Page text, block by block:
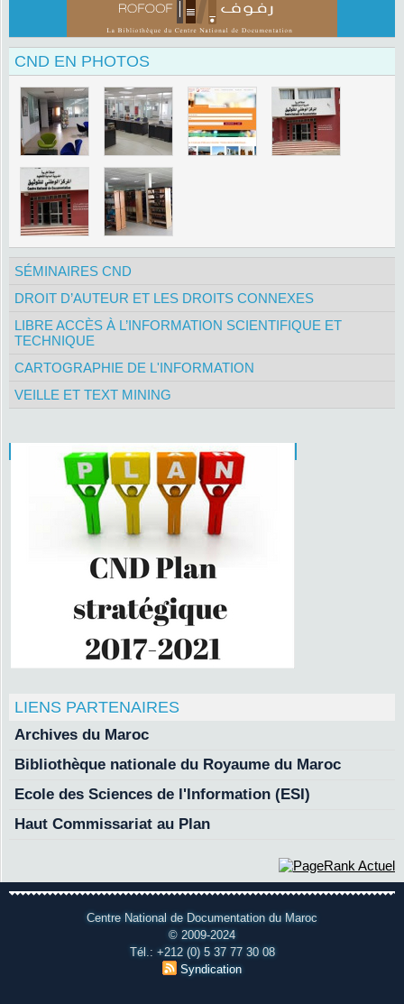
CND EN PHOTOS
SÉMINAIRES CND
DROIT D’AUTEUR ET LES DROITS CONNEXES
LIBRE ACCÈS À L’INFORMATION SCIENTIFIQUE ET
TECHNIQUE
CARTOGRAPHIE DE L'INFORMATION
VEILLE ET TEXT MINING
LIENS PARTENAIRES
Archives du Maroc
Bibliothèque nationale du Royaume du Maroc
Ecole des Sciences de l'Information (ESI)
Haut Commissariat au Plan
Centre National de Documentation du Maroc
© 2009-2024
Tél.: +212 (0) 5 37 77 30 08
Syndication